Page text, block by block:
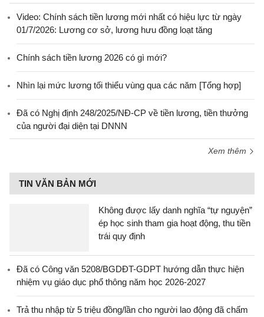
Video: Chính sách tiền lương mới nhất có hiệu lực từ ngày
01/7/2026: Lương cơ sở, lương hưu đồng loạt tăng
Chính sách tiền lương 2026 có gì mới?
Nhìn lại mức lương tối thiểu vùng qua các năm [Tổng hợp]
Đã có Nghị định 248/2025/NĐ-CP về tiền lương, tiền thưởng
của người đại diện tại DNNN
Xem thêm
TIN VĂN BẢN MỚI
Không được lấy danh nghĩa “tự nguyện”
ép học sinh tham gia hoạt động, thu tiền
trái quy định
Đã có Công văn 5208/BGDĐT-GDPT hướng dẫn thực hiện
nhiệm vụ giáo dục phổ thông năm học 2026-2027
Trả thu nhập từ 5 triệu đồng/lần cho người lao động đã chấm